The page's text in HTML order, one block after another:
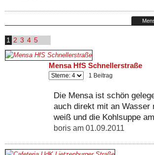
1 2 3 4 5
Mensa HfS Schnellerstraße
1 Beitrag
Die Mensa ist schön
auch direkt mit an Wasser
weiß und die Kohlsuppe
boris am 01.09.2011